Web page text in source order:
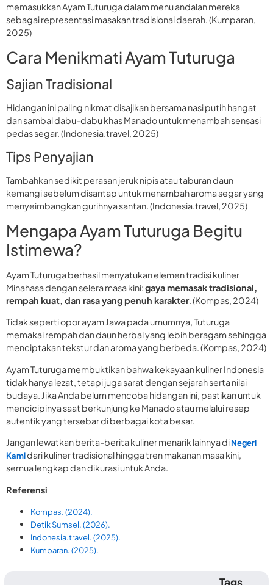
memasukkan Ayam Tuturuga dalam menu andalan mereka
sebagai representasi masakan tradisional daerah. (Kumparan,
2025)
Cara Menikmati Ayam Tuturuga
Sajian Tradisional
Hidangan ini paling nikmat disajikan bersama nasi putih hangat
dan sambal dabu-dabu khas Manado untuk menambah sensasi
pedas segar. (Indonesia.travel, 2025)
Tips Penyajian
Tambahkan sedikit perasan jeruk nipis atau taburan daun
kemangi sebelum disantap untuk menambah aroma segar yang
menyeimbangkan gurihnya santan. (Indonesia.travel, 2025)
Mengapa Ayam Tuturuga Begitu
Istimewa?
Ayam Tuturuga berhasil menyatukan elemen tradisi kuliner
Minahasa dengan selera masa kini:gaya memasak tradisional,
rempah kuat, dan rasa yang penuh karakter. (Kompas, 2024)
Tidak seperti opor ayam Jawa pada umumnya, Tuturuga
memakai rempah dan daun herbal yang lebih beragam sehingga
menciptakan tekstur dan aroma yang berbeda. (Kompas, 2024)
Ayam Tuturuga membuktikan bahwa kekayaan kuliner Indonesia
tidak hanya lezat, tetapi juga sarat dengan sejarah serta nilai
budaya. Jika Anda belum mencoba hidangan ini, pastikan untuk
mencicipinya saat berkunjung ke Manado atau melalui resep
autentik yang tersebar di berbagai kota besar.
Jangan lewatkan berita-berita kuliner menarik lainnya diNegeri
Kamidari kuliner tradisional hingga tren makanan masa kini,
semua lengkap dan dikurasi untuk Anda.
Referensi
Kompas. (2024).
Detik Sumsel. (2026).
Indonesia.travel. (2025).
Kumparan. (2025).
Tags